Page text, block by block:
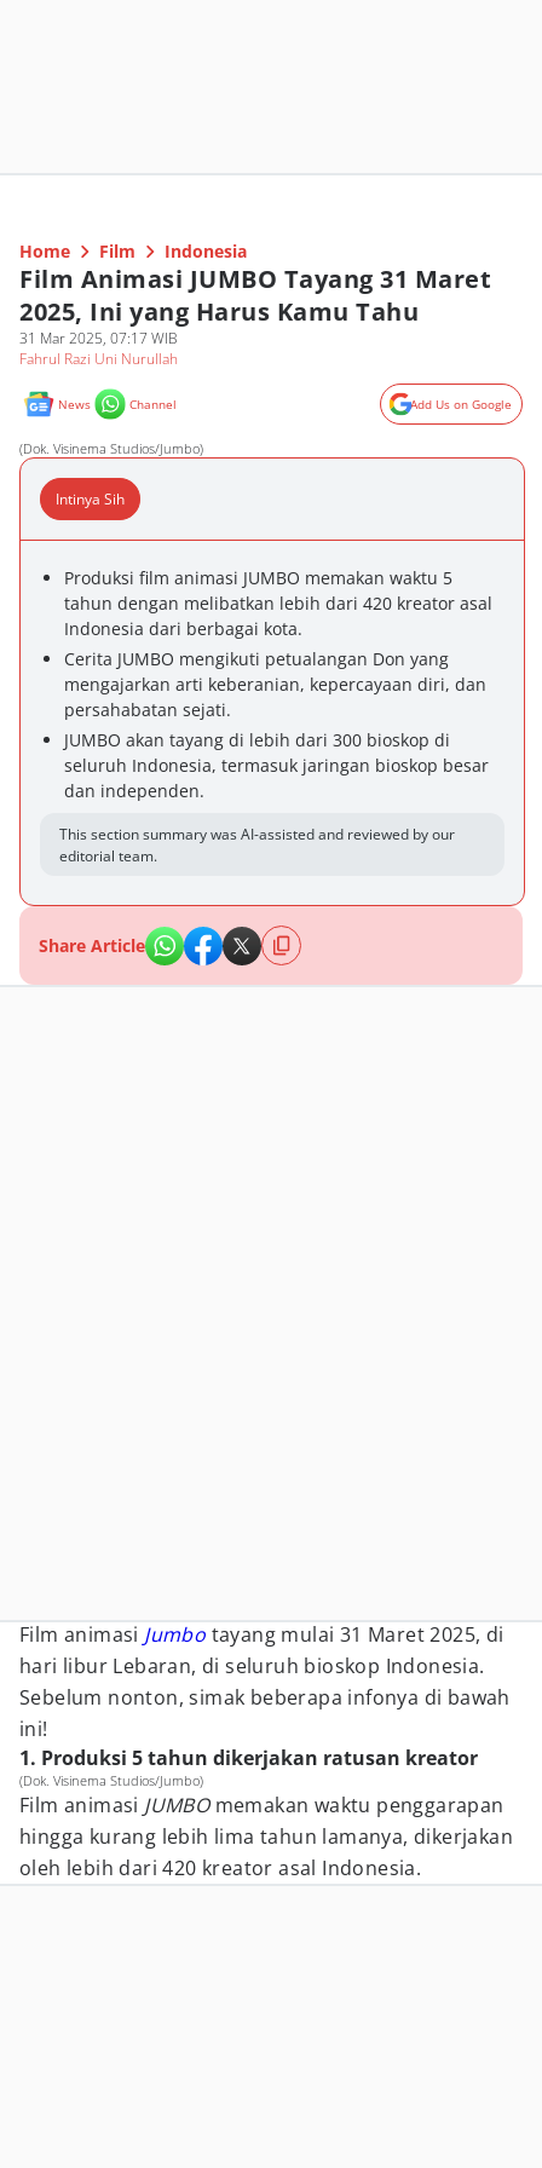
Home Film Indonesia
Film Animasi JUMBO Tayang 31 Maret
2025, Ini yang Harus Kamu Tahu
31 Mar 2025, 07:17 WIB
Fahrul Razi Uni Nurullah
News Channel Add Us on Google
(Dok. Visinema Studios/Jumbo)
Intinya Sih
Produksi film animasi JUMBO memakan waktu 5
tahun dengan melibatkan lebih dari 420 kreator asal
Indonesia dari berbagai kota.
Cerita JUMBO mengikuti petualangan Don yang
mengajarkan arti keberanian, kepercayaan diri, dan
persahabatan sejati.
JUMBO akan tayang di lebih dari 300 bioskop di
seluruh Indonesia, termasuk jaringan bioskop besar
dan independen.
This section summary was AI-assisted and reviewed by our
editorial team.
Share Article
Film animasi Jumbo tayang mulai 31 Maret 2025, di
hari libur Lebaran, di seluruh bioskop Indonesia.
Sebelum nonton, simak beberapa infonya di bawah
ini!
1. Produksi 5 tahun dikerjakan ratusan kreator
(Dok. Visinema Studios/Jumbo)
Film animasi JUMBOmemakan waktu penggarapan
hingga kurang lebih lima tahun lamanya, dikerjakan
oleh lebih dari 420 kreator asal Indonesia.